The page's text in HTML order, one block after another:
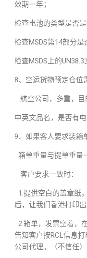
效期一年；
检查电池的类型是否
检查MSDS第14部分是
检查MSDS上的
8、空运货物预定仓位
航空公司，多重，目
中英文品名，是否有
9、如果客人要求装箱
箱单重量与提单重量
客户要求一致时：
1.提供空白的盖章纸
后，让我们香港打印
2.箱单，发票空着，
告知客户按RCL信息
公司代理。（不信任）